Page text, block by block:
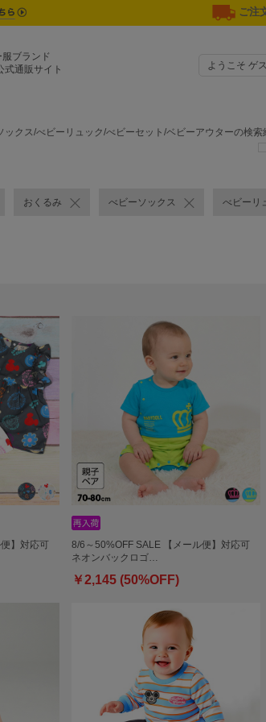
ご注
ブランド
式通販サイト
ようこそ ゲ
ックス/べビーリュック/べビーセット/ベビーアウターの検索
おくるみ べビーソックス べビーリ
】対応可
8/6～50%OFF SALE 【メール便】対応可
ネオンバックロゴ…
￥2,145 (50%OFF)